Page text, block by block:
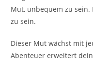
Mut, unbequem zu
zu sein.
Dieser Mut wächst mit
Abenteuer erweitert